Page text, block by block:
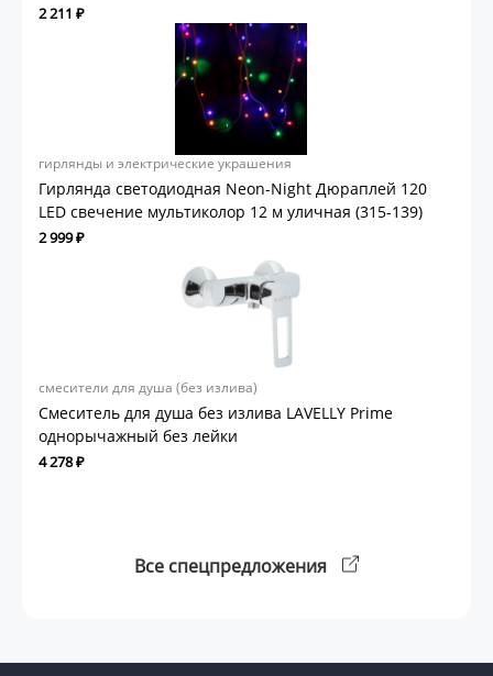
2 211 ₽
гирлянды и электрические украшения
Гирлянда светодиодная Neon-Night Дюраплей 120
LED свечение мультиколор 12 м уличная (315-139)
2 999 ₽
смесители для душа (без излива)
Смеситель для душа без излива LAVELLY Prime
однорычажный без лейки
4 278 ₽
Все спецпредложения